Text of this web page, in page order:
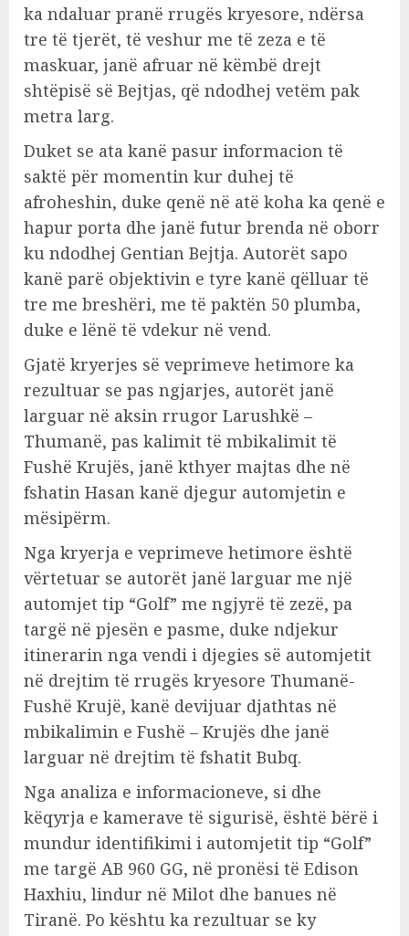
ka ndaluar pranë rrugës kryesore, ndërsa
tre të tjerët, të veshur me të zeza e të
maskuar, janë afruar në këmbë drejt
shtëpisë së Bejtjas, që ndodhej vetëm pak
metra larg.
Duket se ata kanë pasur informacion të
saktë për momentin kur duhej të
afroheshin, duke qenë në atë koha ka qenë e
hapur porta dhe janë futur brenda në oborr
ku ndodhej Gentian Bejtja. Autorët sapo
kanë parë objektivin e tyre kanë qëlluar të
tre me breshëri, me të paktën 50 plumba,
duke e lënë të vdekur në vend.
Gjatë kryerjes së veprimeve hetimore ka
rezultuar se pas ngjarjes, autorët janë
larguar në aksin rrugor Larushkë –
Thumanë, pas kalimit të mbikalimit të
Fushë Krujës, janë kthyer majtas dhe në
fshatin Hasan kanë djegur automjetin e
mësipërm.
Nga kryerja e veprimeve hetimore është
vërtetuar se autorët janë larguar me një
automjet tip “Golf” me ngjyrë të zezë, pa
targë në pjesën e pasme, duke ndjekur
itinerarin nga vendi i djegies së automjetit
në drejtim të rrugës kryesore Thumanë-
Fushë Krujë, kanë devijuar djathtas në
mbikalimin e Fushë – Krujës dhe janë
larguar në drejtim të fshatit Bubq.
Nga analiza e informacioneve, si dhe
këqyrja e kamerave të sigurisë, është bërë i
mundur identifikimi i automjetit tip “Golf”
me targë AB 960 GG, në pronësi të Edison
Haxhiu, lindur në Milot dhe banues në
Tiranë. Po kështu ka rezultuar se ky